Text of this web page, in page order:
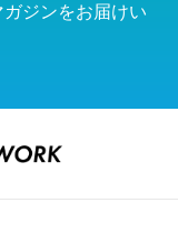
ジンをお届けい